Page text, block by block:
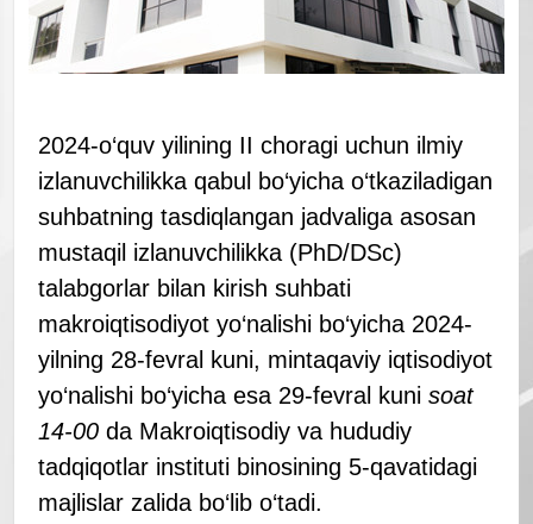
2024-o‘quv yilining II choragi uchun ilmiy
izlanuvchilikka qabul bo‘yicha o‘tkaziladigan
suhbatning tasdiqlangan jadvaliga asosan
mustaqil izlanuvchilikka (PhD/DSc)
talabgorlar bilan kirish suhbati
makroiqtisodiyot yo‘nalishi bo‘yicha 2024-
yilning 28-fevral kuni, mintaqaviy iqtisodiyot
yo‘nalishi bo‘yicha esa 29-fevral kunisoat
14-00da Makroiqtisodiy va hududiy
tadqiqotlar instituti binosining 5-qavatidagi
majlislar zalida bo‘lib o‘tadi.